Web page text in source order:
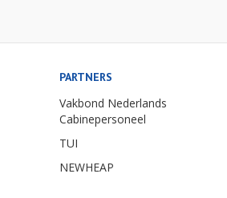
PARTNERS
Vakbond Nederlands
Cabinepersoneel
TUI
NEWHEAP